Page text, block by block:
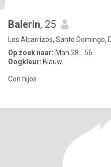
Balerin, 25
Los Alcarrizos, Santo Domingo,
Op zoek naar: Man 28 - 56
Oogkleur: Blauw
Con hijos